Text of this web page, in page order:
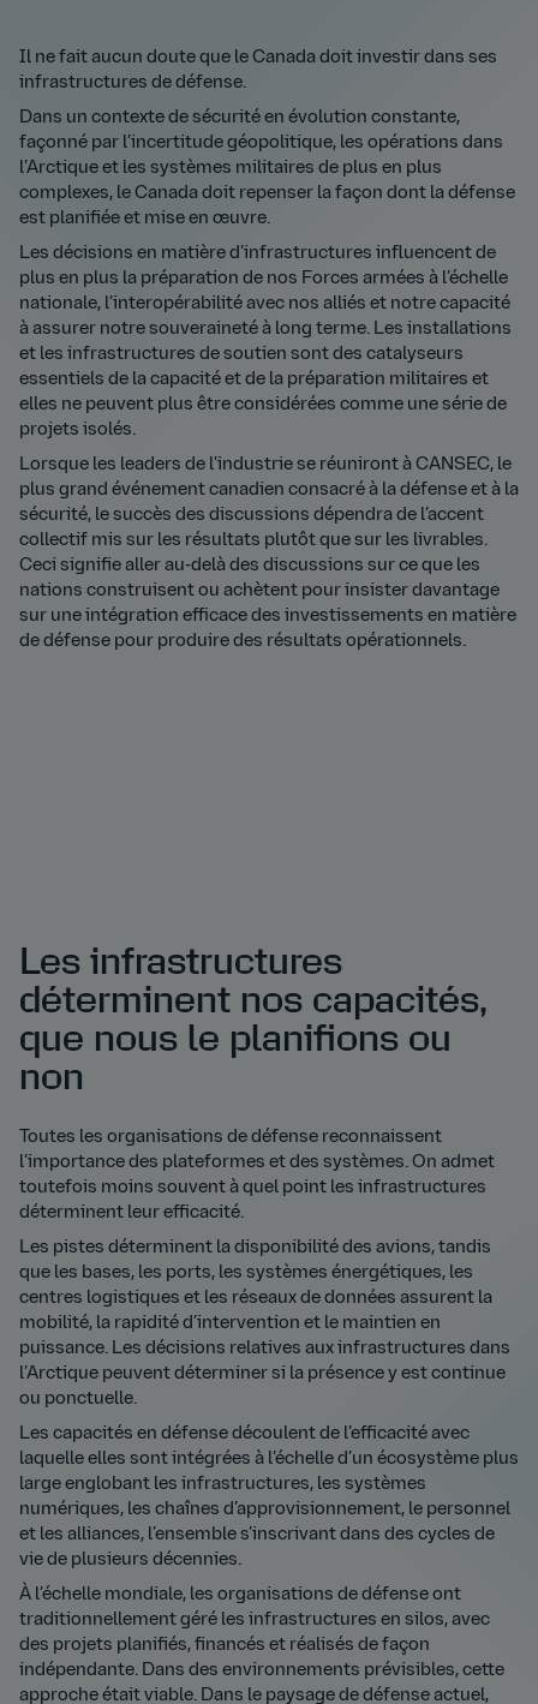
Il ne fait aucun doute que le Canada doit investir dans ses
infrastructures de défense.
Dans un contexte de sécurité en évolution constante,
façonné par l’incertitude géopolitique, les opérations dans
l’Arctique et les systèmes militaires de plus en plus
complexes, le Canada doit repenser la façon dont la défense
est planifiée et mise en œuvre.
Les décisions en matière d’infrastructures influencent de
plus en plus la préparation de nos Forces armées à l’échelle
nationale, l’interopérabilité avec nos alliés et notre capacité
à assurer notre souveraineté à long terme. Les installations
et les infrastructures de soutien sont des catalyseurs
essentiels de la capacité et de la préparation militaires et
elles ne peuvent plus être considérées comme une série de
projets isolés.
Lorsque les leaders de l’industrie se réuniront à CANSEC, le
plus grand événement canadien consacré à la défense et à la
sécurité, le succès des discussions dépendra de l’accent
collectif mis sur les résultats plutôt que sur les livrables.
Ceci signifie aller au-delà des discussions sur ce que les
nations construisent ou achètent pour insister davantage
sur une intégration efficace des investissements en matière
de défense pour produire des résultats opérationnels.
Les infrastructures
déterminent nos capacités,
que nous le planifions ou
non
Toutes les organisations de défense reconnaissent
l’importance des plateformes et des systèmes. On admet
toutefois moins souvent à quel point les infrastructures
déterminent leur efficacité.
Les pistes déterminent la disponibilité des avions, tandis
que les bases, les ports, les systèmes énergétiques, les
centres logistiques et les réseaux de données assurent la
mobilité, la rapidité d’intervention et le maintien en
puissance. Les décisions relatives aux infrastructures dans
l’Arctique peuvent déterminer si la présence y est continue
ou ponctuelle.
Les capacités en défense découlent de l’efficacité avec
laquelle elles sont intégrées à l’échelle d’un écosystème plus
large englobant les infrastructures, les systèmes
numériques, les chaînes d’approvisionnement, le personnel
et les alliances, l’ensemble s’inscrivant dans des cycles de
vie de plusieurs décennies.
À l’échelle mondiale, les organisations de défense ont
traditionnellement géré les infrastructures en silos, avec
des projets planifiés, financés et réalisés de façon
indépendante. Dans des environnements prévisibles, cette
approche était viable. Dans le paysage de défense actuel,